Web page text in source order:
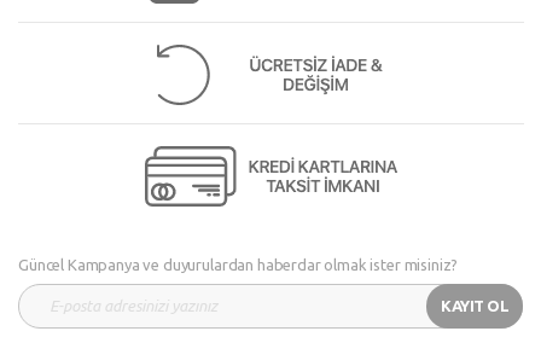
Güncel Kampanya ve duyurulardan haberdar olmak ister misiniz?
KAYIT OL